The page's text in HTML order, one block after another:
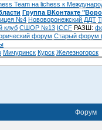
Team на lichess к
Группа ВКонтакте
№4 Нововоронежский ДДТ
клуб СШОР №13 ICCF РАЗШ:
форум Cтарый форум
Мичуринск Курск Железногорск
Форум